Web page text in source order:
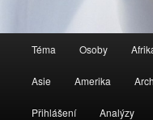
navigační
Téma Osoby
Asie Amerika
Přihlášení Analýzy